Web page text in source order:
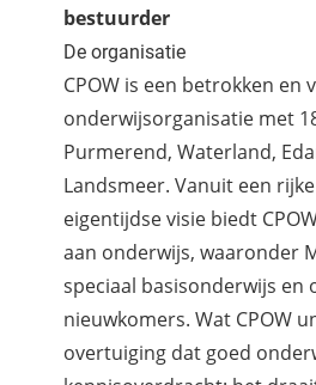
bestuurder
De organisatie
CPOW is een betrokken en
onderwijsorganisatie met
Purmerend, Waterland,
Landsmeer. Vanuit een
eigentijdse visie biedt
aan onderwijs, waaronder
speciaal basisonderwijs en
nieuwkomers. Wat CPOW
overtuiging dat goed